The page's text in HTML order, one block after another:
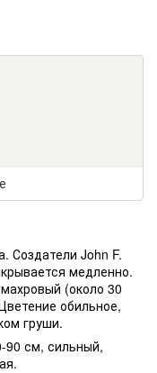
Создатели John F.
медленно.
(около 30
обильное,
груши.
90 см, сильный,